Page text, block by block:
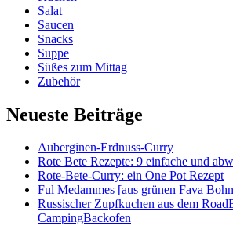
Salat
Saucen
Snacks
Suppe
Süßes zum Mittag
Zubehör
Neueste Beiträge
Auberginen-Erdnuss-Curry
Rote Bete Rezepte: 9 einfache und
Rote-Bete-Curry: ein One Pot Rezept
Ful Medammes [aus grünen Fava
Russischer Zupfkuchen aus dem
CampingBackofen